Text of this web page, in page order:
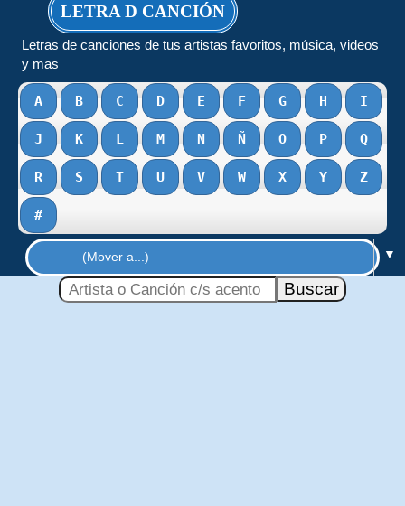
LETRA D CANCIÓN
Letras de canciones de tus artistas favoritos, música, videos
y mas
A B C D E F G H I
J K L M N Ñ O P Q
R S T U V W X Y Z
#
▼